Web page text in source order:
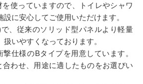
設計士インタビュー
販売・施工代理店募集
使っていますので、トイレやシャワ
に安心してご使用いただけます。
、従来のソリッド型パネルより軽量
いやすくなっております。
仕様のBタイプを用意しています。
わせ、用途に適したものをお選びい